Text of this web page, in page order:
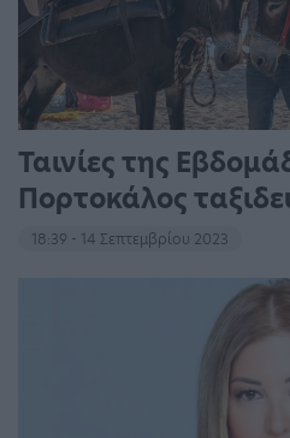
Ταινίες της
Πορτοκάλος
18:39 - 14 Σεπτεμβρίου 2023